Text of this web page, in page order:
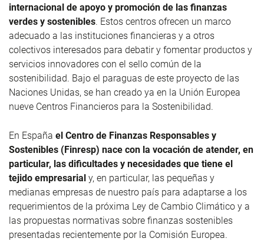
internacional de apoyo y promoción de las finanzas
verdes y sostenibles. Estos centros ofrecen un marco
adecuado a las instituciones financieras y a otros
colectivos interesados para debatir y fomentar productos y
servicios innovadores con el sello común de la
sostenibilidad. Bajo el paraguas de este proyecto de las
Naciones Unidas, se han creado ya en la Unión Europea
nueve Centros Financieros para la Sostenibilidad.
En España el Centro de Finanzas Responsables y
Sostenibles (Finresp) nace con la vocación de atender, en
particular, las dificultades y necesidades que tiene el
tejido empresarial y, en particular, las pequeñas y
medianas empresas de nuestro país para adaptarse a los
requerimientos de la próxima Ley de Cambio Climático y a
las propuestas normativas sobre finanzas sostenibles
presentadas recientemente por la Comisión Europea.